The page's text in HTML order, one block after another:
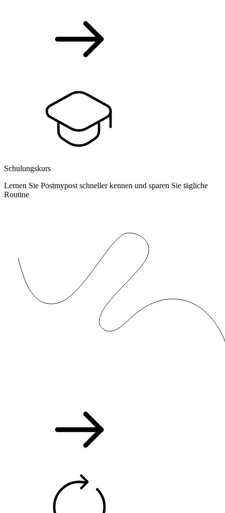
Schulungskurs
Lernen Sie Postmypost schneller kennen und sparen Sie tägliche
Routine